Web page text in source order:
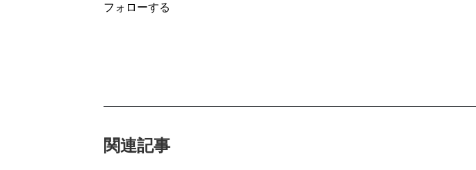
フォローする
関連記事